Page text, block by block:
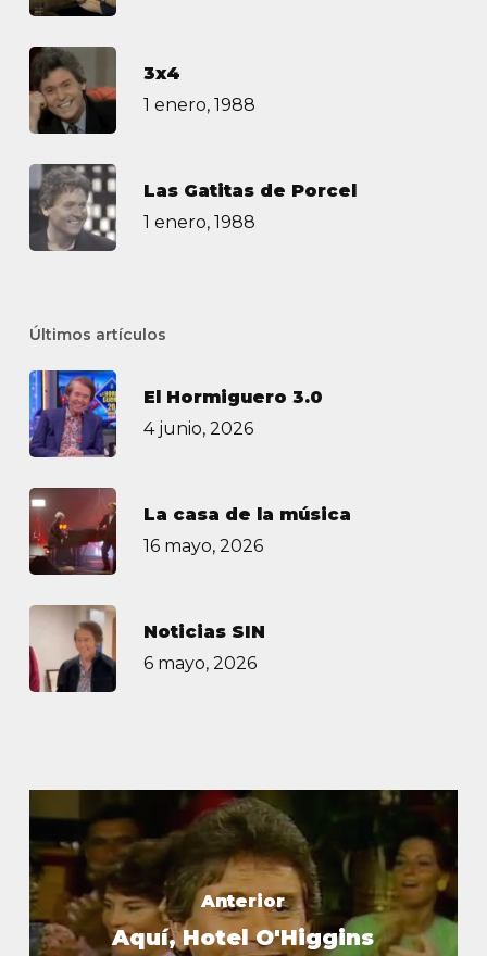
3х4
1 enero, 1988
Las Gatitas de Porcel
1 enero, 1988
Últimos artículos
El Hormiguero 3.0
4 junio, 2026
La casa de la música
16 mayo, 2026
Noticias SIN
6 mayo, 2026
Anterior
Aquí, Hotel O'Higgins